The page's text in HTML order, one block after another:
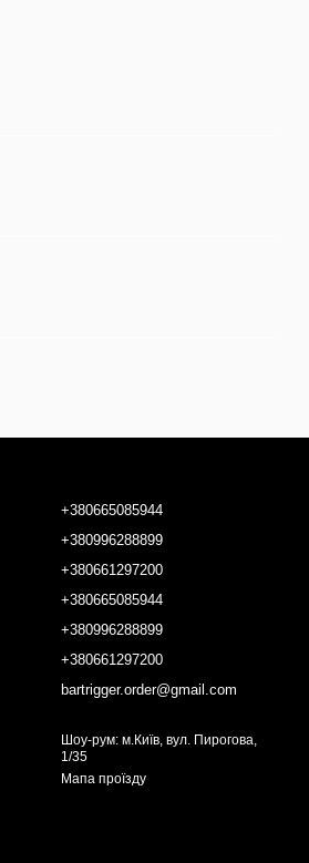
+380665085944
+380996288899
+380661297200
+380665085944
+380996288899
+380661297200
bartrigger.order@gmail.com
Шоу-рум: м.Київ, вул. Пирогова,
1/35
Мапа проїзду